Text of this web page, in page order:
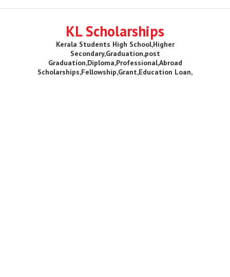
KL Scholarships
Kerala Students High School,Higher
Secondary,Graduation,post
Graduation,Diploma,Professional,Abroad
Scholarships,Fellowship,Grant,Education Loan,